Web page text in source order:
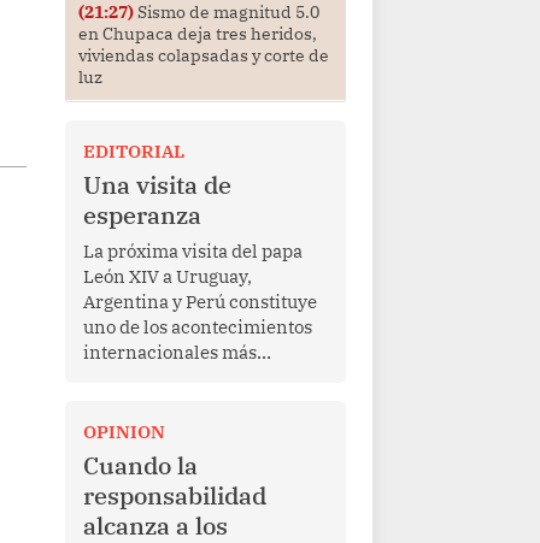
(21:27)Sismo de magnitud 5.0
en Chupaca deja tres heridos,
viviendas colapsadas y corte de
luz
EDITORIAL
Una visita de
esperanza
La próxima visita del papa
León XIV a Uruguay,
Argentina y Perú constituye
uno de los acontecimientos
internacionales más
Más allá de su dimensión
religiosa, esta gira
representa una oportunidad
para reafirmar el valor del
diálogo, fortalecer los
OPINION
Cuando la
responsabilidad
alcanza a los